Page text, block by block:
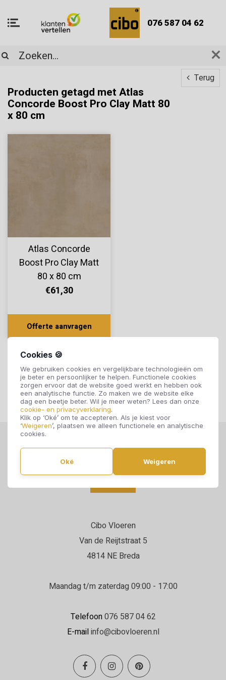
Cookies 🍪
We gebruiken cookies en vergelijkbare technologieën om
je beter en persoonlijker te helpen. Functionele cookies
zorgen ervoor dat de website goed werkt en hebben ook
een analytische functie. Zo maken we de website elke
dag een beetje beter. Wil je meer weten? Lees dan onze
cookie- en privacyverklaring.
Klik op ‘Oké’ om te accepteren. Als je kiest voor
‘Weigeren’, plaatsen we alleen functionele en analytische
cookies.
Oké Weigeren
076 587 04 62
Terug
Producten getagd met Atlas
Concorde Boost Pro Clay Matt 80
x 80 cm
Atlas Concorde
Boost Pro Clay Matt
80 x 80 cm
€61,30
Offerte aanvragen
Cibo Vloeren
Van de Reijtstraat 5
4814 NE Breda
Maandag t/m zaterdag 09:00 - 17:00
Telefoon076 587 04 62
E-mailinfo@cibovloeren.nl